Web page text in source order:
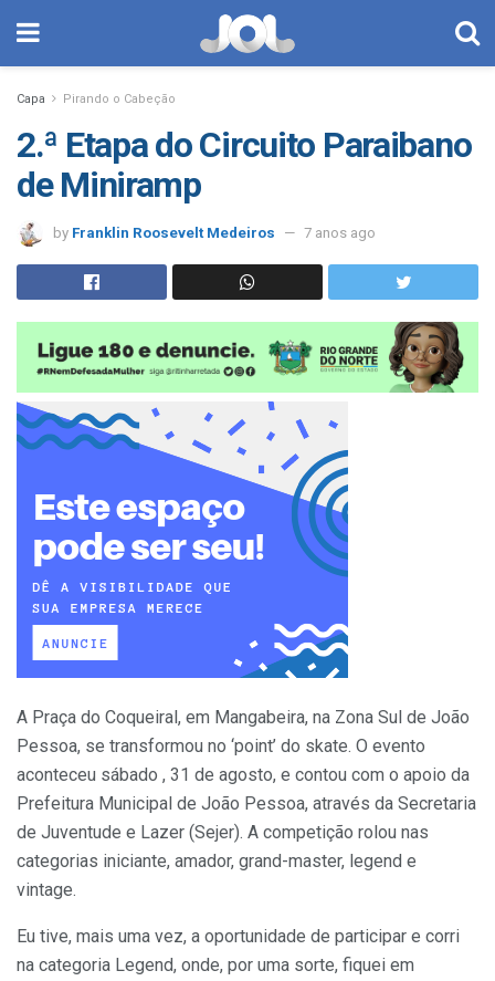
Capa Pirando o Cabeção
2.ª Etapa do Circuito Paraibano
de Miniramp
by Franklin Roosevelt Medeiros 7 anos ago
A Praça do Coqueiral, em Mangabeira, na Zona Sul de João
Pessoa, se transformou no ‘point’ do skate. O evento
aconteceu sábado , 31 de agosto, e contou com o apoio da
Prefeitura Municipal de João Pessoa, através da Secretaria
de Juventude e Lazer (Sejer). A competição rolou nas
categorias iniciante, amador, grand-master, legend e
vintage.
Eu tive, mais uma vez, a oportunidade de participar e corri
na categoria Legend, onde, por uma sorte, fiquei em